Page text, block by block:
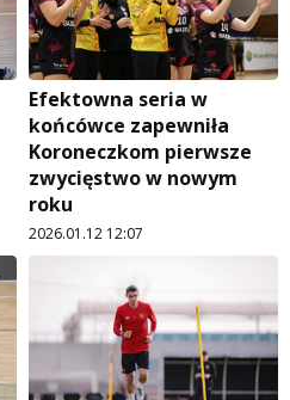
Efektowna seria w
końcówce zapewniła
Koroneczkom pierwsze
zwycięstwo w nowym
roku
2026.01.12 12:07